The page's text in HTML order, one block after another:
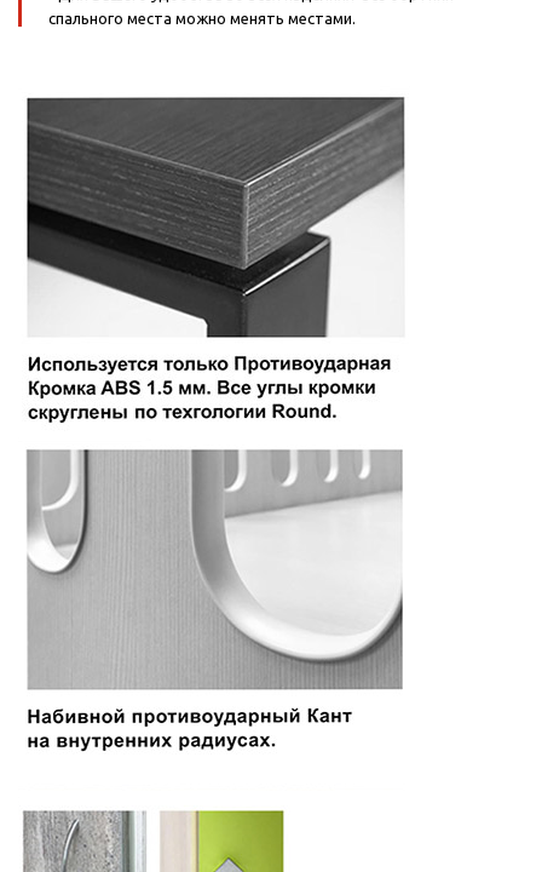
спального места можно менять местами.